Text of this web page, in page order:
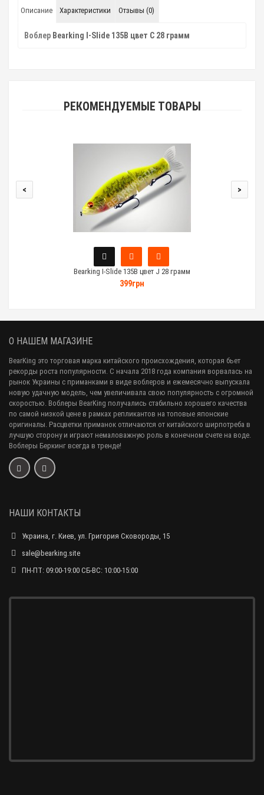
Описание Характеристики Отзывы (0)
Воблер Bearking I-Slide 135B цвет C 28 грамм
РЕКОМЕНДУЕМЫЕ ТОВАРЫ
Bearking I-Slide 135B цвет J 28 грамм
399грн
< >
О НАШЕМ МАГАЗИНЕ
BearKing это торговая марка китайского происхождения, которая бьет
рекорды роста популярности. С начала 2018 года компания ворвалась на
рынок Украины с приманками в виде воблеров и ежемесячно выпускала
новую удачную модель, чем увеличивала свою популярность с огромной
скоростью. Воблеры BearKing получались стабильно хорошего качества
по самой низкой цене в рамках репликантов на топовые японские
оригиналы. Расцветки приманок отличаются от китайского ширпотреба в
лучшую сторону и играют немаловажную роль в конечном счете на воде.
Воблеры Беркинг всегда в тренде!
НАШИ КОНТАКТЫ
Украина, г. Киев, ул. Григория Сковороды, 15
sale@bearking.site
ПН-ПТ: 09:00-19:00 СБ-ВС: 10:00-15:00